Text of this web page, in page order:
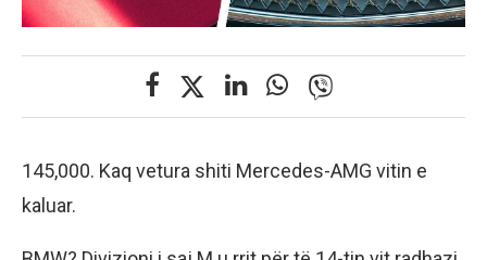
145,000. Kaq vetura shiti Mercedes-AMG vitin e
kaluar.